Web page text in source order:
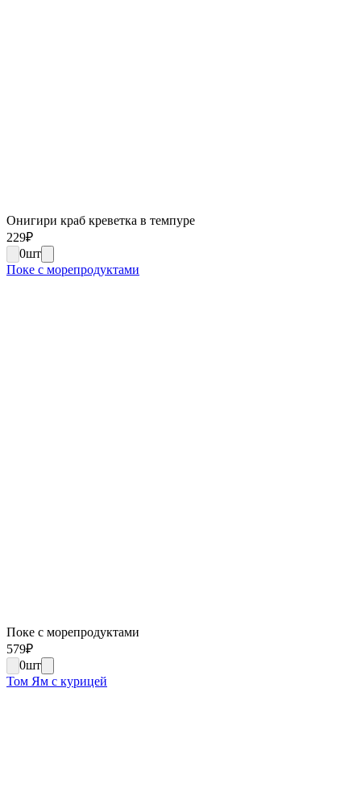
Онигири краб креветка в темпуре
229₽
0шт
Поке с морепродуктами
Поке с морепродуктами
579₽
0шт
Том Ям с курицей